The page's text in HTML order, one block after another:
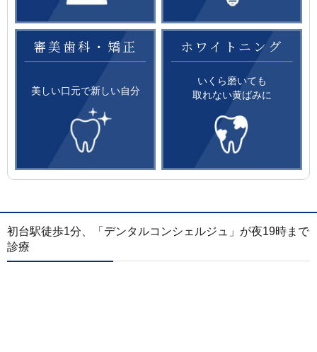
審美歯科・矯正
美しい口元で新しい自分
ホワイトニング
いくら磨いても
取れない黄ばみに
初台駅徒歩1分、「デンタルコンシェルジュ」が夜19時まで
診療